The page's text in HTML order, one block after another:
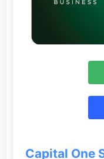
Capital One